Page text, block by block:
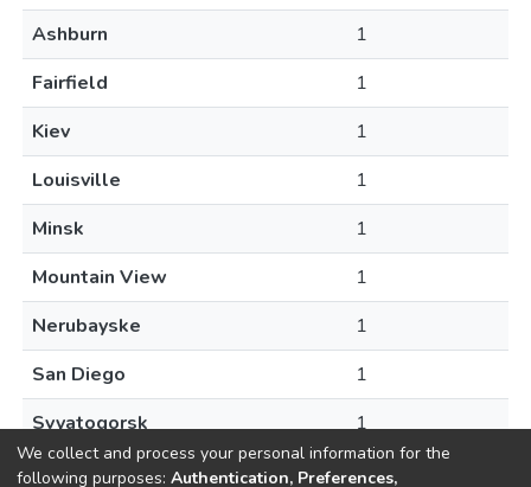
Ashburn
1
Fairfield
1
Kiev
1
Louisville
1
Minsk
1
Mountain View
1
Nerubayske
1
San Diego
1
Svyatogorsk
1
We collect and process your personal information for the
following purposes: Authentication, Preferences,